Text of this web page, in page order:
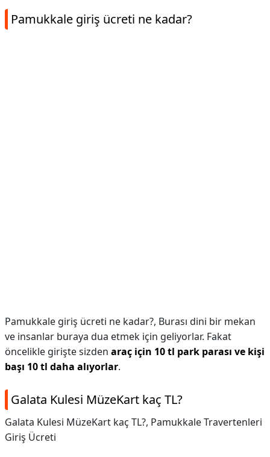
Pamukkale giriş ücreti ne kadar?
Pamukkale giriş ücreti ne kadar?, Burası dini bir mekan
ve insanlar buraya dua etmek için geliyorlar. Fakat
öncelikle girişte sizden araç için 10 tl park parası ve kişi
başı 10 tl daha alıyorlar.
Galata Kulesi MüzeKart kaç TL?
Galata Kulesi MüzeKart kaç TL?, Pamukkale Travertenleri
Giriş Ücreti